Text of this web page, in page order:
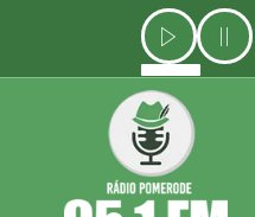
o